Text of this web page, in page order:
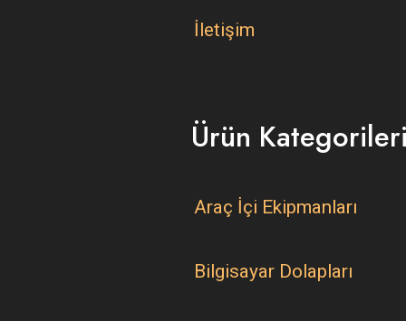
İletişim
Ürün
Araç İçi Ekipmanları
Bilgisayar Dolapları